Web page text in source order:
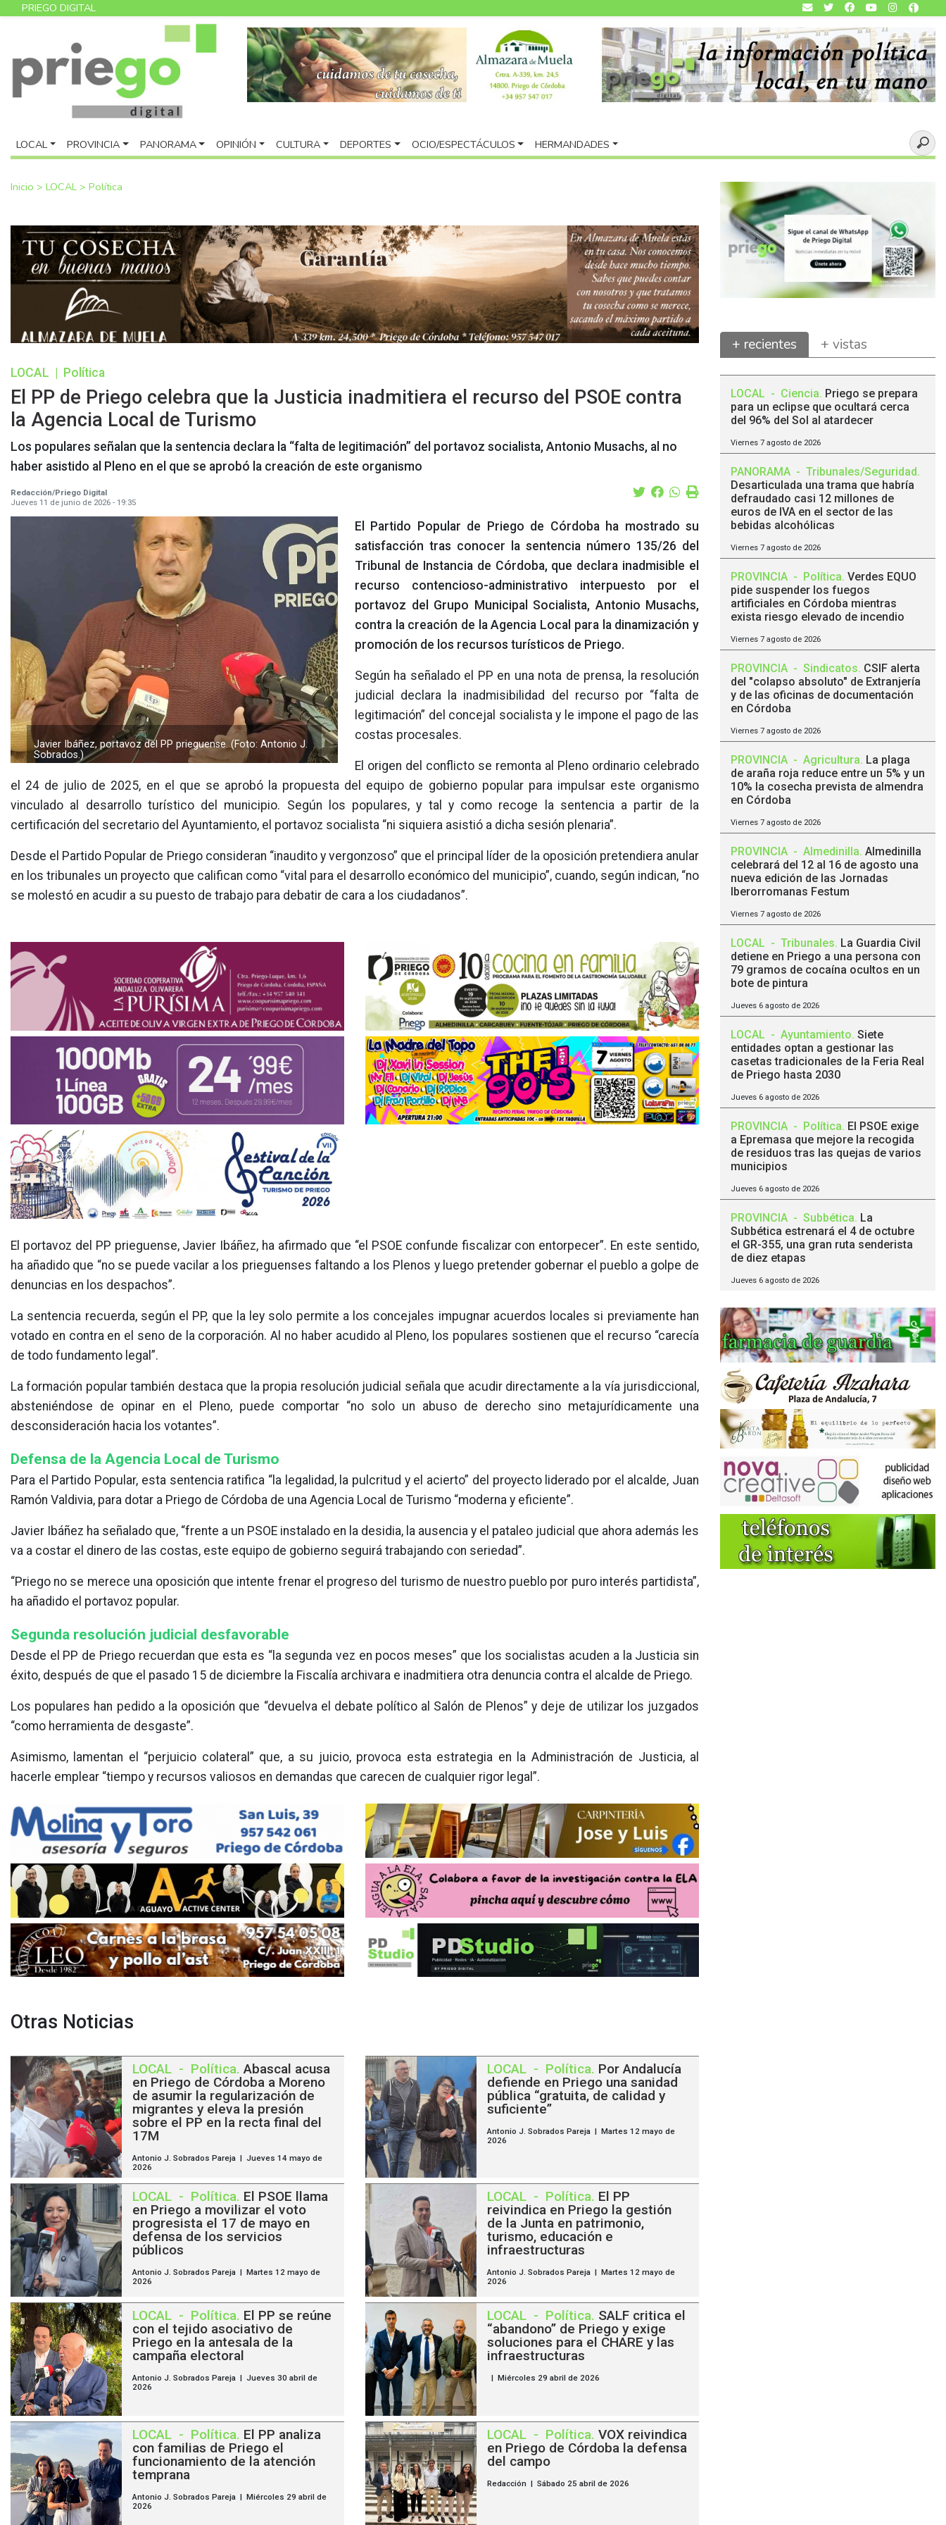
PRIEGO DIGITAL
LOCAL PROVINCIA PANORAMA OPINIÓN CULTURA DEPORTES OCIO/ESPECTÁCULOS HERMANDADES
Inicio > LOCAL > Política
LOCAL Política
El PP de Priego celebra que la Justicia inadmitiera el recurso del PSOE contra
la Agencia Local de Turismo
Los populares señalan que la sentencia declara la “falta de legitimación” del portavoz socialista, Antonio Musachs, al no
haber asistido al Pleno en el que se aprobó la creación de este organismo
Redacción/Priego Digital
Jueves 11 de junio de 2026 - 19:35
Javier Ibáñez, portavoz del PP prieguense. (Foto: Antonio J.
Sobrados.)
El Partido Popular de Priego de Córdoba ha mostrado su
satisfacción tras conocer la sentencia número 135/26 del
Tribunal de Instancia de Córdoba, que declara inadmisible el
recurso contencioso-administrativo interpuesto por el
portavoz del Grupo Municipal Socialista, Antonio Musachs,
contra la creación de la Agencia Local para la dinamización y
promoción de los recursos turísticos de Priego.
Según ha señalado el PP en una nota de prensa, la resolución
judicial declara la inadmisibilidad del recurso por “falta de
legitimación” del concejal socialista y le impone el pago de las
costas procesales.
El origen del conflicto se remonta al Pleno ordinario celebrado
el 24 de julio de 2025, en el que se aprobó la propuesta del equipo de gobierno popular para impulsar este organismo
vinculado al desarrollo turístico del municipio. Según los populares, y tal y como recoge la sentencia a partir de la
certificación del secretario del Ayuntamiento, el portavoz socialista “ni siquiera asistió a dicha sesión plenaria”.
Desde el Partido Popular de Priego consideran “inaudito y vergonzoso” que el principal líder de la oposición pretendiera anular
en los tribunales un proyecto que califican como “vital para el desarrollo económico del municipio”, cuando, según indican, “no
se molestó en acudir a su puesto de trabajo para debatir de cara a los ciudadanos”.
El portavoz del PP prieguense, Javier Ibáñez, ha afirmado que “el PSOE confunde fiscalizar con entorpecer”. En este sentido,
ha añadido que “no se puede vacilar a los prieguenses faltando a los Plenos y luego pretender gobernar el pueblo a golpe de
denuncias en los despachos”.
La sentencia recuerda, según el PP, que la ley solo permite a los concejales impugnar acuerdos locales si previamente han
votado en contra en el seno de la corporación. Al no haber acudido al Pleno, los populares sostienen que el recurso “carecía
de todo fundamento legal”.
La formación popular también destaca que la propia resolución judicial señala que acudir directamente a la vía jurisdiccional,
absteniéndose de opinar en el Pleno, puede comportar “no solo un abuso de derecho sino metajurídicamente una
desconsideración hacia los votantes”.
Defensa de la Agencia Local de Turismo
Para el Partido Popular, esta sentencia ratifica “la legalidad, la pulcritud y el acierto” del proyecto liderado por el alcalde, Juan
Ramón Valdivia, para dotar a Priego de Córdoba de una Agencia Local de Turismo “moderna y eficiente”.
Javier Ibáñez ha señalado que, “frente a un PSOE instalado en la desidia, la ausencia y el pataleo judicial que ahora además les
va a costar el dinero de las costas, este equipo de gobierno seguirá trabajando con seriedad”.
“Priego no se merece una oposición que intente frenar el progreso del turismo de nuestro pueblo por puro interés partidista”,
ha añadido el portavoz popular.
Segunda resolución judicial desfavorable
Desde el PP de Priego recuerdan que esta es “la segunda vez en pocos meses” que los socialistas acuden a la Justicia sin
éxito, después de que el pasado 15 de diciembre la Fiscalía archivara e inadmitiera otra denuncia contra el alcalde de Priego.
Los populares han pedido a la oposición que “devuelva el debate político al Salón de Plenos” y deje de utilizar los juzgados
“como herramienta de desgaste”.
Asimismo, lamentan el “perjuicio colateral” que, a su juicio, provoca esta estrategia en la Administración de Justicia, al
hacerle emplear “tiempo y recursos valiosos en demandas que carecen de cualquier rigor legal”.
Otras Noticias
LOCAL - Política. Abascal acusa
en Priego de Córdoba a Moreno
de asumir la regularización de
migrantes y eleva la presión
sobre el PP en la recta final del
17M
Antonio J. Sobrados Pareja | Jueves 14 mayo de
2026
LOCAL - Política. Por Andalucía
defiende en Priego una sanidad
pública “gratuita, de calidad y
suficiente”
Antonio J. Sobrados Pareja | Martes 12 mayo de
2026
LOCAL - Política. El PSOE llama
en Priego a movilizar el voto
progresista el 17 de mayo en
defensa de los servicios
públicos
Antonio J. Sobrados Pareja | Martes 12 mayo de
2026
LOCAL - Política. El PP
reivindica en Priego la gestión
de la Junta en patrimonio,
turismo, educación e
infraestructuras
Antonio J. Sobrados Pareja | Martes 12 mayo de
2026
LOCAL - Política. El PP se reúne
con el tejido asociativo de
Priego en la antesala de la
campaña electoral
Antonio J. Sobrados Pareja | Jueves 30 abril de
2026
LOCAL - Política. SALF critica el
“abandono” de Priego y exige
soluciones para el CHARE y las
infraestructuras
| Miércoles 29 abril de 2026
LOCAL - Política. El PP analiza
con familias de Priego el
funcionamiento de la atención
temprana
Antonio J. Sobrados Pareja | Miércoles 29 abril de
2026
LOCAL - Política. VOX reivindica
en Priego de Córdoba la defensa
del campo
Redacción | Sábado 25 abril de 2026
+ recientes + vistas
LOCAL - Ciencia. Priego se prepara
para un eclipse que ocultará cerca
del 96% del Sol al atardecer
Viernes 7 agosto de 2026
PANORAMA - Tribunales/Seguridad.
Desarticulada una trama que habría
defraudado casi 12 millones de
euros de IVA en el sector de las
bebidas alcohólicas
Viernes 7 agosto de 2026
PROVINCIA - Política. Verdes EQUO
pide suspender los fuegos
artificiales en Córdoba mientras
exista riesgo elevado de incendio
Viernes 7 agosto de 2026
PROVINCIA - Sindicatos. CSIF alerta
del "colapso absoluto" de Extranjería
y de las oficinas de documentación
en Córdoba
Viernes 7 agosto de 2026
PROVINCIA - Agricultura. La plaga
de araña roja reduce entre un 5% y un
10% la cosecha prevista de almendra
en Córdoba
Viernes 7 agosto de 2026
PROVINCIA - Almedinilla. Almedinilla
celebrará del 12 al 16 de agosto una
nueva edición de las Jornadas
Iberorromanas Festum
Viernes 7 agosto de 2026
LOCAL - Tribunales. La Guardia Civil
detiene en Priego a una persona con
79 gramos de cocaína ocultos en un
bote de pintura
Jueves 6 agosto de 2026
LOCAL - Ayuntamiento. Siete
entidades optan a gestionar las
casetas tradicionales de la Feria Real
de Priego hasta 2030
Jueves 6 agosto de 2026
PROVINCIA - Política. El PSOE exige
a Epremasa que mejore la recogida
de residuos tras las quejas de varios
municipios
Jueves 6 agosto de 2026
PROVINCIA - Subbética. La
Subbética estrenará el 4 de octubre
el GR-355, una gran ruta senderista
de diez etapas
Jueves 6 agosto de 2026